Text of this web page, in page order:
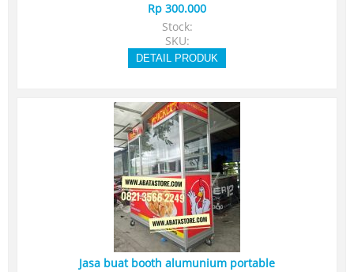
Rp 300.000
Stock:
SKU:
DETAIL PRODUK
Jasa buat booth alumunium portable